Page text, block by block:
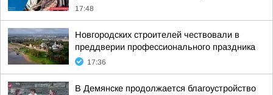
17:48
Новгородских строителей чествовали в
преддверии профессионального праздника
17:36
В Демянске продолжается благоустройство